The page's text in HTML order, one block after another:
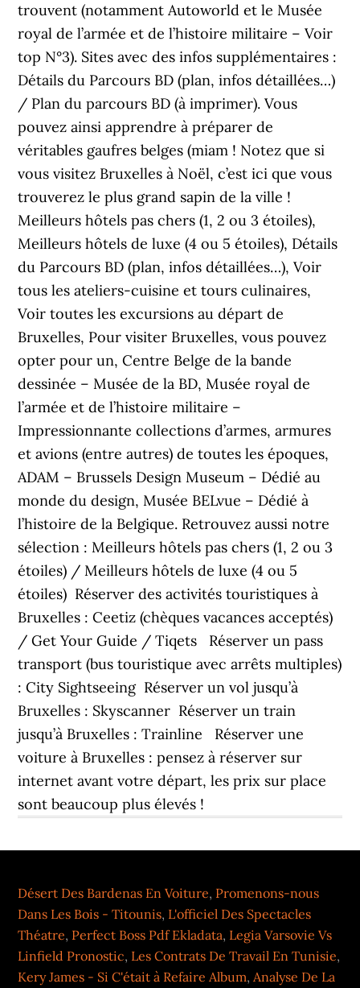
Désert Des Bardenas En Voiture, Promenons-nous
Dans Les Bois - Titounis, L'officiel Des Spectacles
Théatre, Perfect Boss Pdf Ekladata, Legia Varsovie Vs
Linfield Pronostic, Les Contrats De Travail En Tunisie,
Kery James - Si C'était à Refaire Album,Analyse De La